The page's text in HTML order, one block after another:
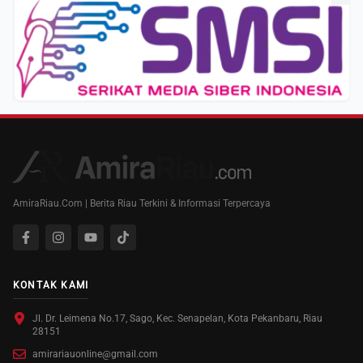
AmiraRiau.Com | Berita Riau Terkini & Informasi Terpercaya
KONTAK KAMI
Jl. Dr. Leimena No.17, Sago, Kec. Senapelan, Kota Pekanbaru, Riau
28151
amirariauonline@gmail.com